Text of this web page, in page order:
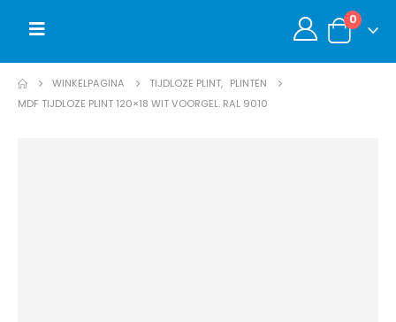
0
WINKELPAGINA TIJDLOZE PLINT, PLINTEN
MDF TIJDLOZE PLINT 120×18 WIT VOORGEL. RAL 9010